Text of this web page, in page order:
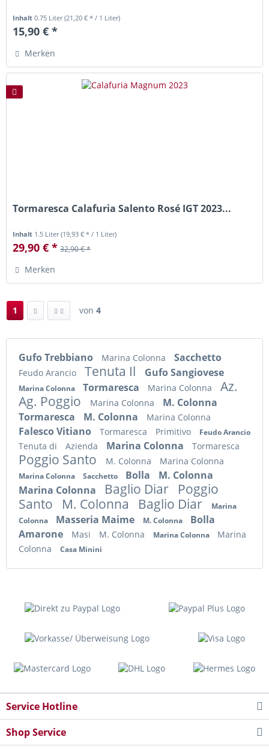
Inhalt0.75 Liter(21,20 € * / 1 Liter)
15,90 € *
Merken
Tormaresca Calafuria Salento Rosé IGT 2023...
Inhalt 1.5 Liter(19,93 € * / 1 Liter)
29,90 € * 32,90 € *
Merken
1 von 4
Gufo Trebbiano Marina Colonna Sacchetto
Feudo Arancio Tenuta Il Gufo Sangiovese
Marina Colonna Tormaresca Marina Colonna
Az.
Ag. Poggio
Marina Colonna
M. Colonna
Tormaresca
M. Colonna Marina Colonna
Falesco Vitiano Tormaresca Primitivo Feudo Arancio
Tenuta di Azienda Marina Colonna Tormaresca
Poggio Santo M. Colonna Marina Colonna
Marina Colonna Sacchetto Bolla
M. Colonna
Marina Colonna
Baglio Diar
Poggio
Santo
M. Colonna Baglio Diar
Marina
Colonna
Masseria Maime M. Colonna
Bolla
Amarone
Masi M. Colonna Marina Colonna
Marina
Colonna
Casa Minini
Service Hotline
Shop Service